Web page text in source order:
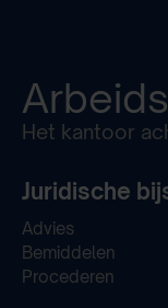
Het kantoor
Juridische
Advies
Bemiddelen
Procederen